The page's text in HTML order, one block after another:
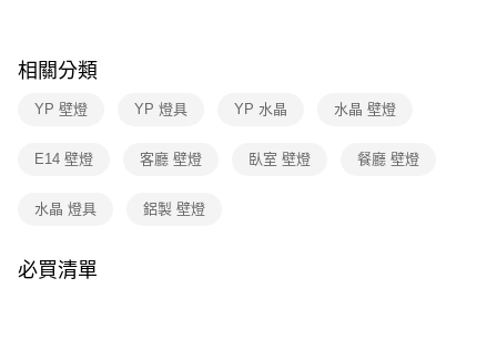
【「AFTEE先享後付」結帳流程】
１．於結帳方式選擇「AFTEE先享後付」後，將跳轉至「AFTEE先享後付」
結帳頁面，進行簡訊認證並確認金額後，即可完成結帳。
ATM／網路銀行／等多元方式進行付款，方視為交易完成。
購買商品的店家。未經商家同意取消之訂單仍視為有效，需透過AFTEE先享
是否繳費成功／繳費後需取消欲退款等相關疑問，請聯繫「AFTEE先享後付
客戶支援中心」
每筆NT$180，滿NT$5,000(含以上)免運費
相關分類
YP 壁燈 YP 燈具 YP 水晶 水晶 壁燈
E14 壁燈 客廳 壁燈 臥室 壁燈 餐廳 壁燈
水晶 燈具 鋁製 壁燈
必買清單